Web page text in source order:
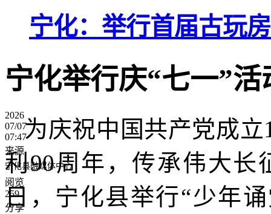
宁化：举行首届古玩
宁化举行庆“七一”活
2026
07/07
07:47
来源
宁化县融媒体中心
阅览
259
分享
为庆祝中国共产党成
利90周年，传承伟大长
日，宁化县举行“少年